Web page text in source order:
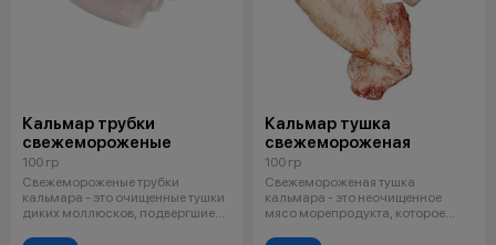
Кальмар трубки
свежемороженые
100 гр
Свежемороженые трубки
кальмара - это очищенные тушки
диких моллюсков, подвергшиеся
Кальмар тушка
свежемороженая
100 гр
Свежемороженая тушка
кальмара - это неочищенное
мясо морепродукта, которое